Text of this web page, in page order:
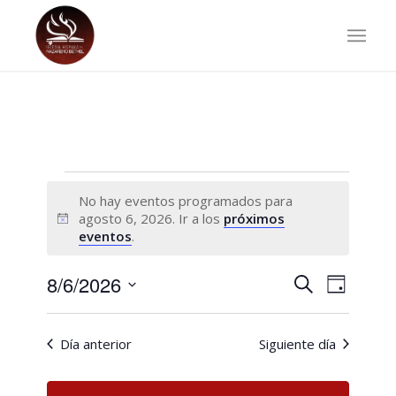
Eventos
en
agosto
6,
2026
Aviso
No hay eventos programados para
agosto 6, 2026. Ir a los próximos
eventos.
de
Buscar
de
vistas
de
Día
8/6/2026
fecha.
Día anterior Siguiente día